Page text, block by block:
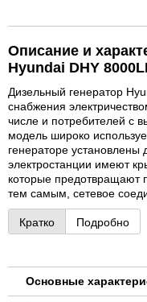
Описание и
Hyundai DHY
Дизельный генератор
снабжения
числе и потребителей с
модель широко
генераторе установлены
электростанции имеют
которые предотвращают
тем самым, сетевое
Кратко Подробно
Основные